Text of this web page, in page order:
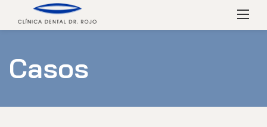
content
Menú
Casos